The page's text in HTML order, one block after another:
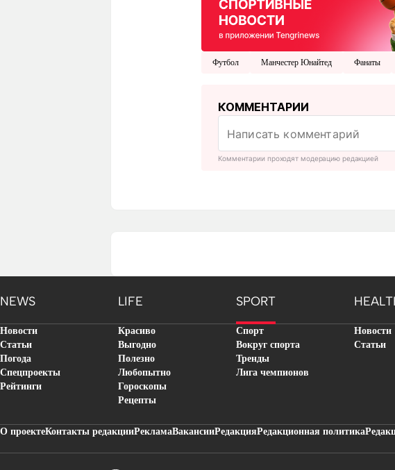
Футбол Манчестер Юнайтед Фанаты
КОММЕНТАРИИ
Комментарии проходят модерацию редакцией
NEWS LIFE SPORT
Новости
Статьи
Погода
Спецпроекты
Рейтинги
Красиво
Выгодно
Полезно
Любопытно
Гороскопы
Рецепты
Спорт
Вокруг спорта
Тренды
Лига чемпионов
Новости
Статьи
О проектеКонтакты редакцииРекламаВакансииРедакцияРедакционная политика